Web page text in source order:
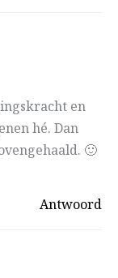
en
hé. Dan
🙂
Antwoord